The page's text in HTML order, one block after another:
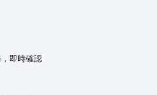
即時確認